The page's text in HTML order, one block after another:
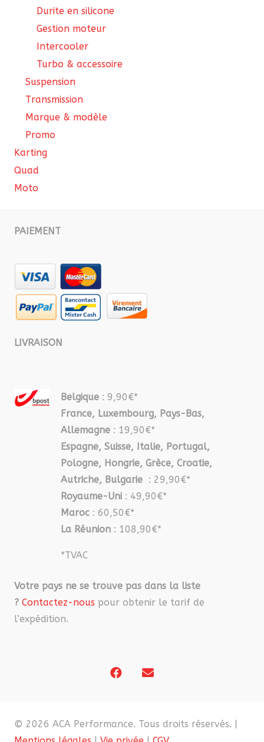
Durite en silicone
Gestion moteur
Intercooler
Turbo & accessoire
Suspension
Transmission
Marque & modèle
Promo
Karting
Quad
Moto
PAIEMENT
LIVRAISON
Belgique : 9,90€*
France, Luxembourg, Pays-Bas,
Allemagne : 19,90€*
Espagne, Suisse, Italie, Portugal,
Pologne, Hongrie, Grèce, Croatie,
Autriche, Bulgarie : 29,90€*
Royaume-Uni : 49,90€*
Maroc : 60,50€*
La Réunion : 108,90€*
*TVAC
Votre pays ne se trouve pas dans la liste
? Contactez-nous pour obtenir le tarif de
l’expédition.
© 2026 ACA Performance. Tous droits réservés. |